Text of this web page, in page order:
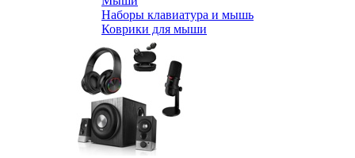
Наборы клавиатура и мышь
Коврики для мыши